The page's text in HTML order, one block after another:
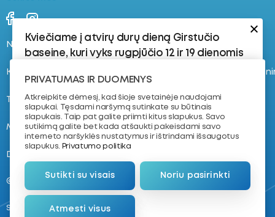
Naujienos Stovyklos
Kontaktai Registruokis į plaukimo
Tvarkaraštis Apie mus
Mokymas plaukti NVŠ krepšelis
D.U.K.
@ 2026. VŠĮ „Plaukimo akademija“
Sukūrė
PRIVATUMAS IR DUOMENYS
Atkreipkite dėmesį, kad šioje svetainėje naudojami
slapukai. Tęsdami naršymą sutinkate su būtinais
slapukais. Taip pat galite priimti kitus slapukus. Savo
sutikimą galite bet kada atšaukti pakeisdami savo
interneto naršyklės nustatymus ir ištrindami išsaugotus
slapukus.
Privatumo politika
Sutikti su visais Noriu pasirinkti
Atmesti visus
Kviečiame į atvirų durų dieną Girstučio
baseine, kuri vyks rugpjūčio 12 ir 19 dienomis
Rugpjūčio 12 d.:
17:30–18:15 | 8–16 metų vaikams | 4–8 lygis
Vaikams, kurie jau yra susipažinę su
vandeniu ir turi plaukimo pagrindus.
18:30–19:15 | 7–11 metų vaikams | Dailusis
Rugpjūčio 19 d.:
17:30–18:15 | 4–8 metų vaikams | 1–3